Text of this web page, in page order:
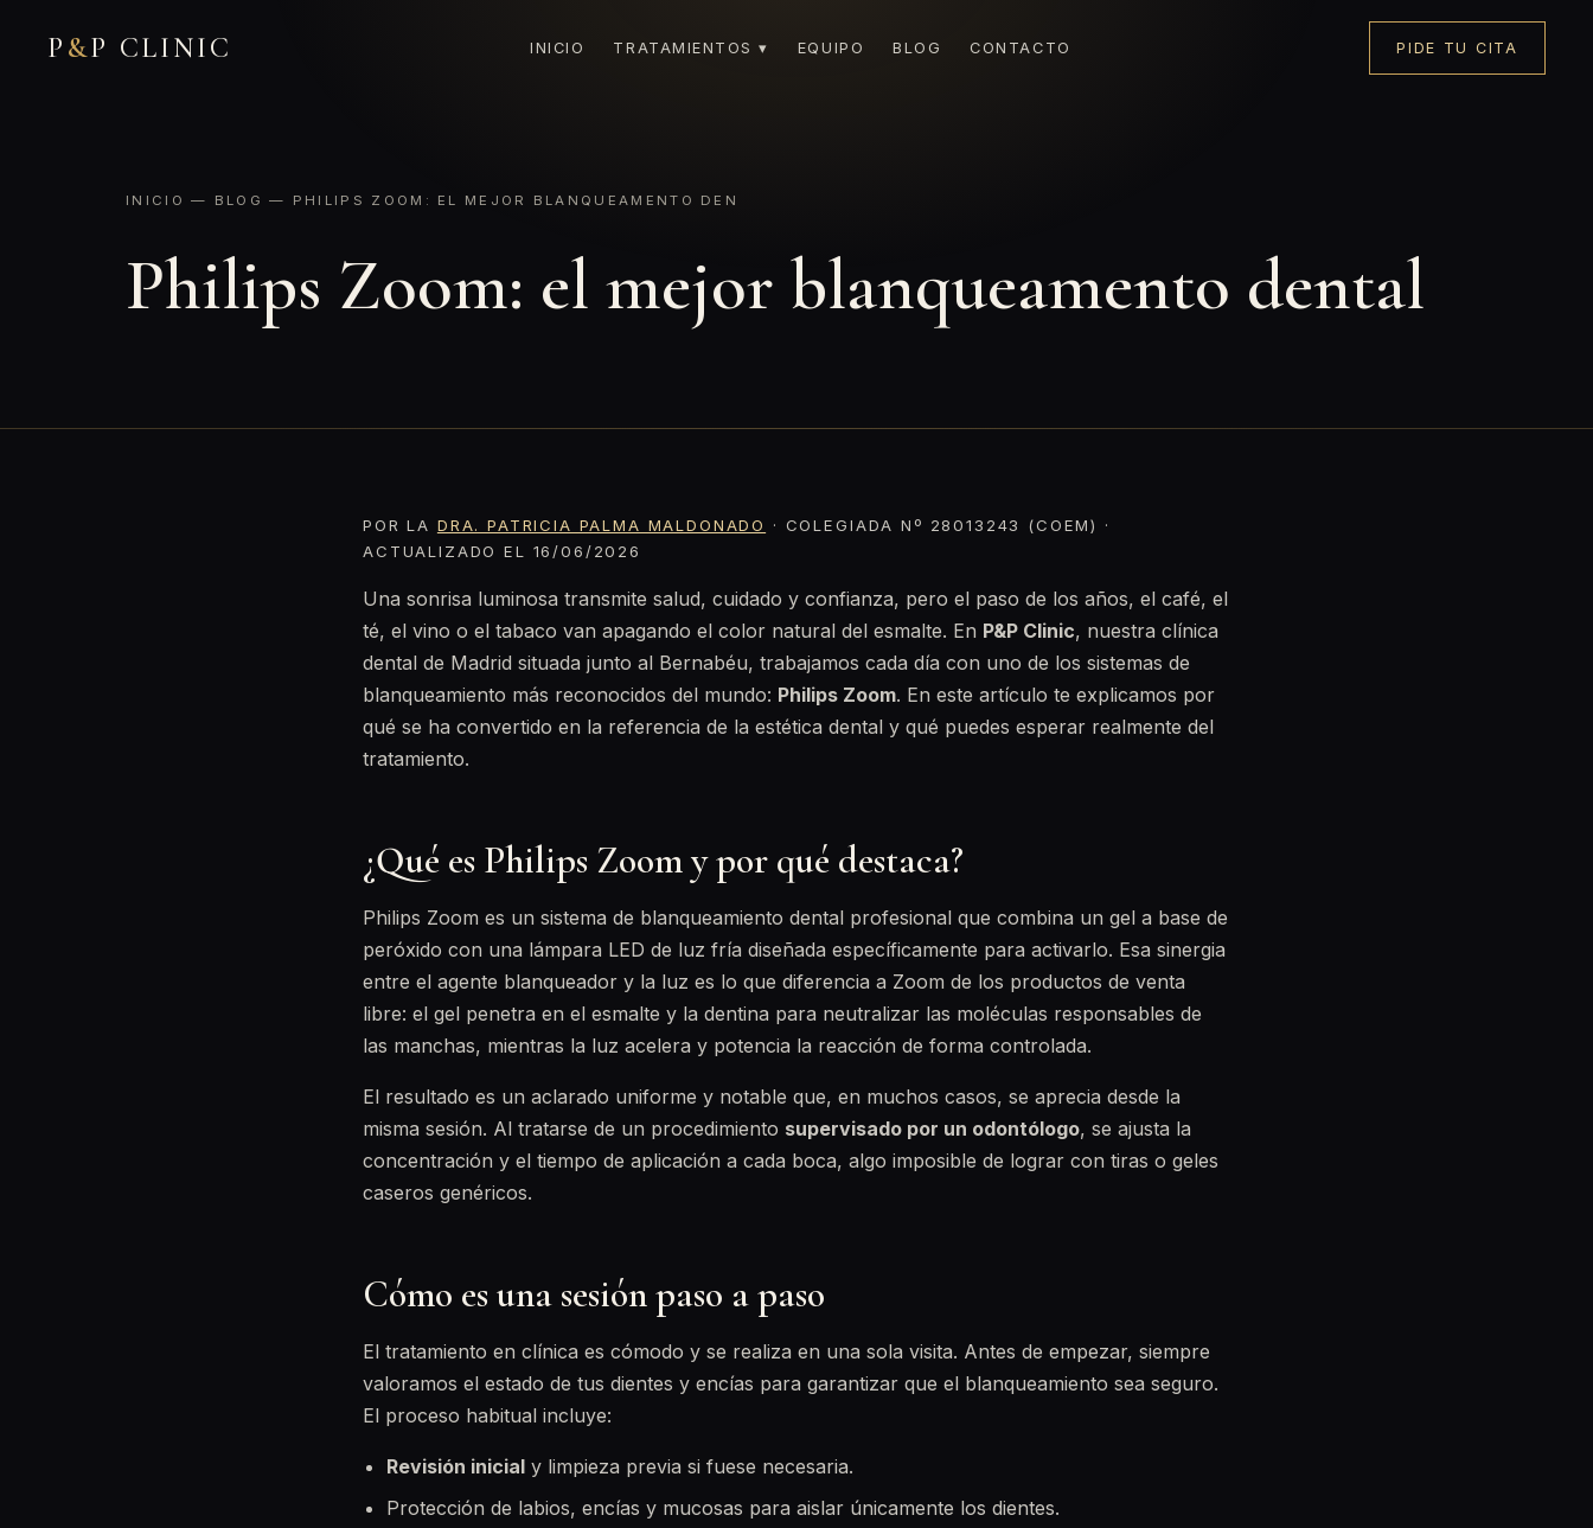
P &P CLINIC INICIO TRATAMIENTOS ▾ EQUIPO BLOG CONTACTO PIDE TU CITA
INICIO — BLOG — PHILIPS ZOOM: EL MEJOR BLANQUEAMENTO DEN
Philips Zoom: el mejor blanqueamento dental
POR LA DRA. PATRICIA PALMA MALDONADO
· COLEGIADA Nº 28013243 (COEM) ·
ACTUALIZADO EL 16/06/2026
Una sonrisa luminosa transmite salud, cuidado y confianza, pero el paso de los años, el café, el
té, el vino o el tabaco van apagando el color natural del esmalte. En P&P Clinic, nuestra clínica
dental de Madrid situada junto al Bernabéu, trabajamos cada día con uno de los sistemas de
blanqueamiento más reconocidos del mundo: Philips Zoom. En este artículo te explicamos por
qué se ha convertido en la referencia de la estética dental y qué puedes esperar realmente del
tratamiento.
¿Qué es Philips Zoom y por qué destaca?
Philips Zoom es un sistema de blanqueamiento dental profesional que combina un gel a base de
peróxido con una lámpara LED de luz fría diseñada específicamente para activarlo. Esa sinergia
entre el agente blanqueador y la luz es lo que diferencia a Zoom de los productos de venta
libre: el gel penetra en el esmalte y la dentina para neutralizar las moléculas responsables de
las manchas, mientras la luz acelera y potencia la reacción de forma controlada.
El resultado es un aclarado uniforme y notable que, en muchos casos, se aprecia desde la
misma sesión. Al tratarse de un procedimiento supervisado por un odontólogo, se ajusta la
concentración y el tiempo de aplicación a cada boca, algo imposible de lograr con tiras o geles
caseros genéricos.
Cómo es una sesión paso a paso
El tratamiento en clínica es cómodo y se realiza en una sola visita. Antes de empezar, siempre
valoramos el estado de tus dientes y encías para garantizar que el blanqueamiento sea seguro.
El proceso habitual incluye:
Revisión inicial y limpieza previa si fuese necesaria.
Protección de labios, encías y mucosas para aislar únicamente los dientes.